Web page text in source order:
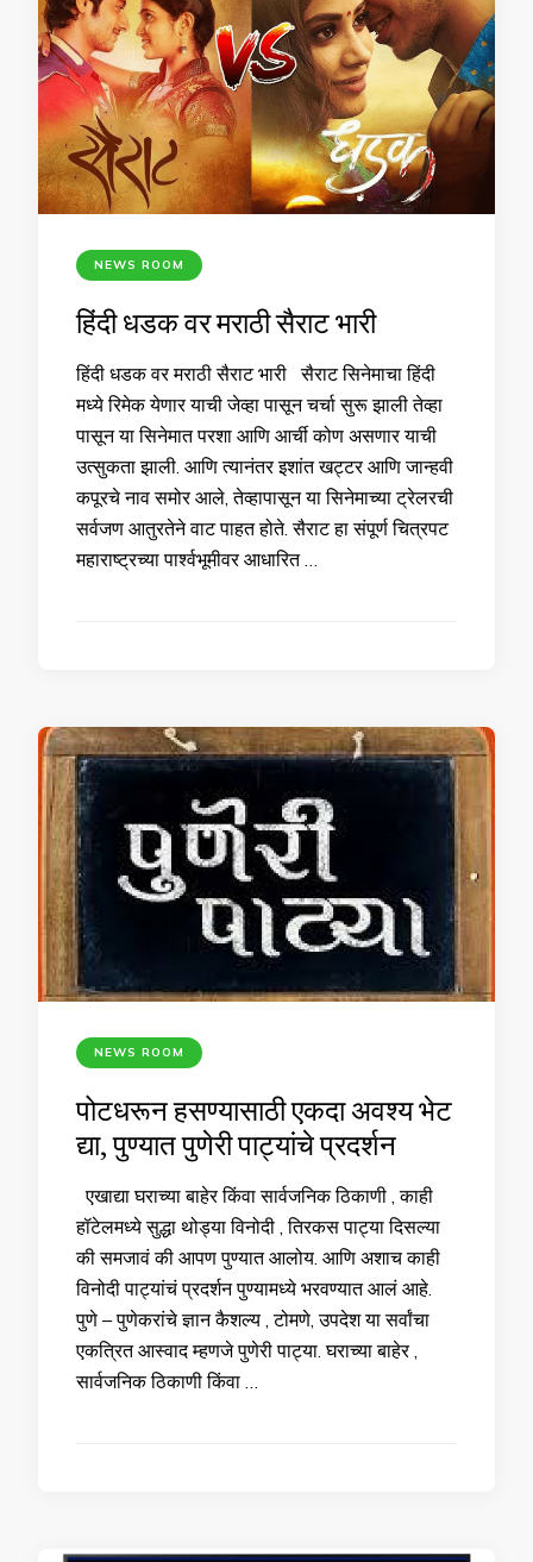
NEWS ROOM
हिंदी धडक वर मराठी सैराट भारी
हिंदी धडक वर मराठी सैराट भारी सैराट सिनेमाचा हिंदी
मध्ये रिमेक येणार याची जेव्हा पासून चर्चा सुरू झाली तेव्हा
पासून या सिनेमात परशा आणि आर्ची कोण असणार याची
उत्सुकता झाली. आणि त्यानंतर इशांत खट्टर आणि जान्हवी
कपूरचे नाव समोर आले, तेव्हापासून या सिनेमाच्या ट्रेलरची
सर्वजण आतुरतेने वाट पाहत होते. सैराट हा संपूर्ण चित्रपट
महाराष्ट्रच्या पार्श्वभूमीवर आधारित …
NEWS ROOM
पोटधरून हसण्यासाठी एकदा अवश्य भेट
द्या, पुण्यात पुणेरी पाट्यांचे प्रदर्शन
एखाद्या घराच्या बाहेर किंवा सार्वजनिक ठिकाणी , काही
हॉटेलमध्ये सुद्धा थोड्या विनोदी , तिरकस पाट्या दिसल्या
की समजावं की आपण पुण्यात आलोय. आणि अशाच काही
विनोदी पाट्यांचं प्रदर्शन पुण्यामध्ये भरवण्यात आलं आहे.
पुणे – पुणेकरांचे ज्ञान कैशल्य , टोमणे, उपदेश या सर्वांचा
एकत्रित आस्वाद म्हणजे पुणेरी पाट्या. घराच्या बाहेर ,
सार्वजनिक ठिकाणी किंवा …